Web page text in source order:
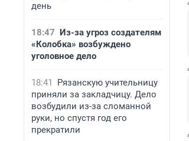
день
18:47 Из-за угроз создателям
«Колобка» возбуждено
уголовное дело
18:41
Рязанскую учительницу
приняли за закладчицу. Дело
возбудили из-за сломанной
руки, но спустя год его
прекратили